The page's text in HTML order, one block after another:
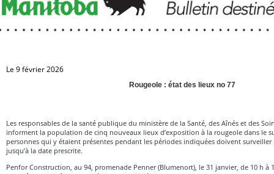
Le 9 février 2026
Rougeole : état des lieux no 77
Les responsables de la santé publique du ministère de la Santé, des Aînés et des
informent la population de cinq nouveaux lieux d’exposition à la rougeole dans le
personnes qui y étaient présentes pendant les périodes indiquées doivent surveiller
jusqu’à la date prescrite.
Penfor Construction, au 94, promenade Penner (Blumenort), le 31 janvier, de 10 h à